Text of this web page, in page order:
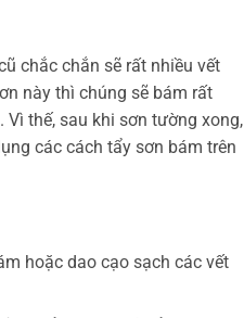
chắc chắn sẽ rất nhiều vết
này thì chúng sẽ bám rất
thế, sau khi sơn tường xong,
các cách tẩy sơn bám trên
hoặc dao cạo sạch các vết